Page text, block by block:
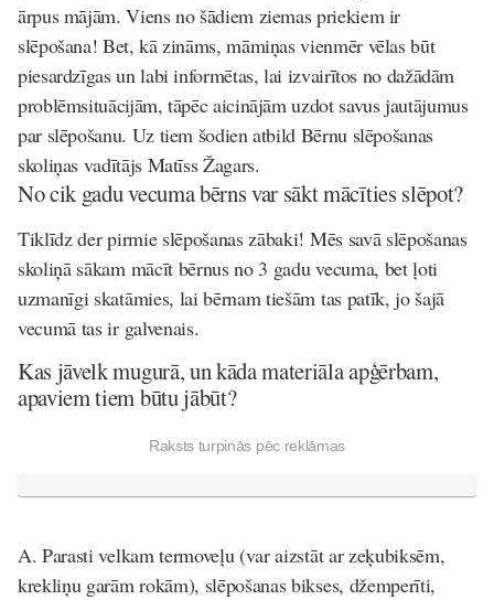
ārpus mājām. Viens no šādiem ziemas priekiem ir
slēpošana! Bet, kā zināms, māmiņas vienmēr vēlas būt
piesardzīgas un labi informētas, lai izvairītos no dažādām
problēmsituācijām, tāpēc aicinājām uzdot savus jautājumus
par slēpošanu. Uz tiem šodien atbild Bērnu slēpošanas
skoliņas vadītājs Matīss Žagars.
No cik gadu vecuma bērns var sākt mācīties slēpot?
Tiklīdz der pirmie slēpošanas zābaki! Mēs savā slēpošanas
skoliņā sākam mācīt bērnus no 3 gadu vecuma, bet ļoti
uzmanīgi skatāmies, lai bērnam tiešām tas patīk, jo šajā
vecumā tas ir galvenais.
Kas jāvelk mugurā, un kāda materiāla apģērbam,
apaviem tiem būtu jābūt?
Raksts turpinās pēc reklāmas
A. Parasti velkam termoveļu (var aizstāt ar zeķubiksēm,
krekliņu garām rokām), slēpošanas bikses, džemperīti,